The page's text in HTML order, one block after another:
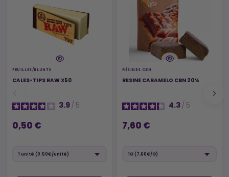
FEUILLES/BLUNTS
CALES-TIPS RAW X50
3.9/ 5
0,50 €
RÉSINES CBN
RESINE CARAMELO CBN 20%
4.3/ 5
7,60 €